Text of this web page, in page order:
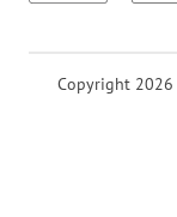
Copyright 2026